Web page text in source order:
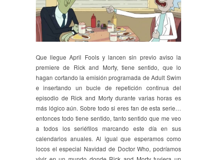
Que llegue April Fools y lancen sin previo aviso la
premiere de Rick and Morty, tiene sentido, que lo
hagan cortando la emisión programada de Adult Swim
e insertando un bucle de repetición continua del
episodio de Rick and Morty durante varias horas es
más lógico aún. Sobre todo si eres fan de esta serie…
entonces todo tiene sentido, tanto sentido que me veo
a todos los seriéfilos marcando este día en sus
calendarios anuales. Al igual que esperamos como
locos el especial Navidad de Doctor Who, podríamos